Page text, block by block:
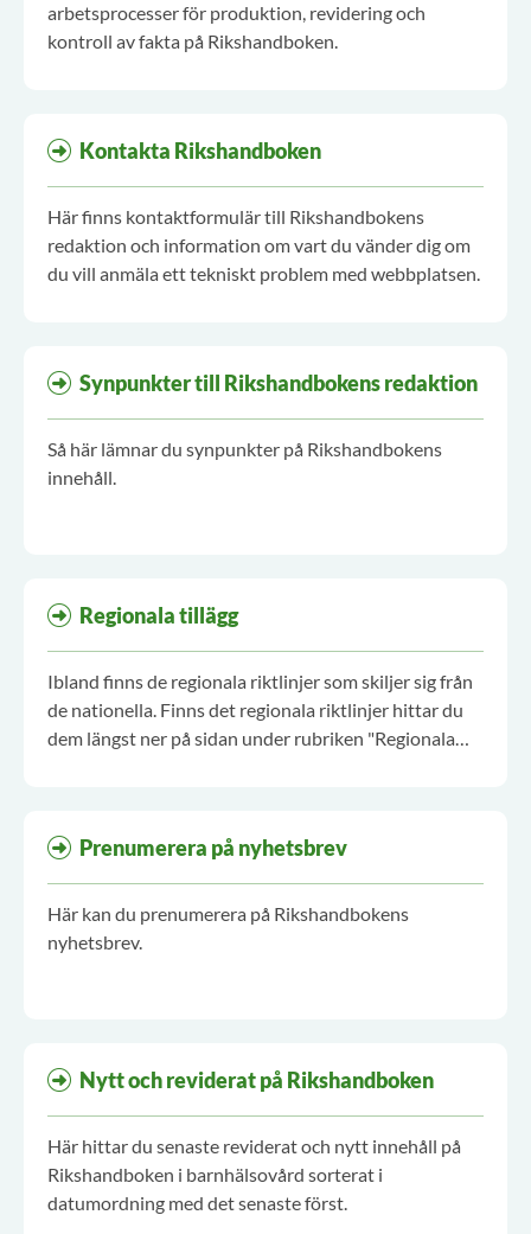
arbetsprocesser för produktion, revidering och
kontroll av fakta på Rikshandboken.
Kontakta Rikshandboken
Här finns kontaktformulär till Rikshandbokens
redaktion och information om vart du vänder dig om
du vill anmäla ett tekniskt problem med webbplatsen.
Synpunkter till Rikshandbokens redaktion
Så här lämnar du synpunkter på Rikshandbokens
innehåll.
Regionala tillägg
Ibland finns de regionala riktlinjer som skiljer sig från
de nationella. Finns det regionala riktlinjer hittar du
dem längst ner på sidan under rubriken "Regionala
Prenumerera på nyhetsbrev
Här kan du prenumerera på Rikshandbokens
nyhetsbrev.
Nytt och reviderat på Rikshandboken
Här hittar du senaste reviderat och nytt innehåll på
Rikshandboken i barnhälsovård sorterat i
datumordning med det senaste först.